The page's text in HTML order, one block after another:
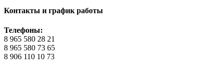
Контакты и график работы
Телефоны:
8 965 580 28 21
8 965 580 73 65
8 906 110 10 73